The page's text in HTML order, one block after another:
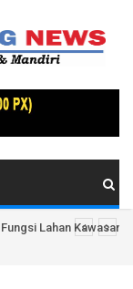
Lahan Kawasan